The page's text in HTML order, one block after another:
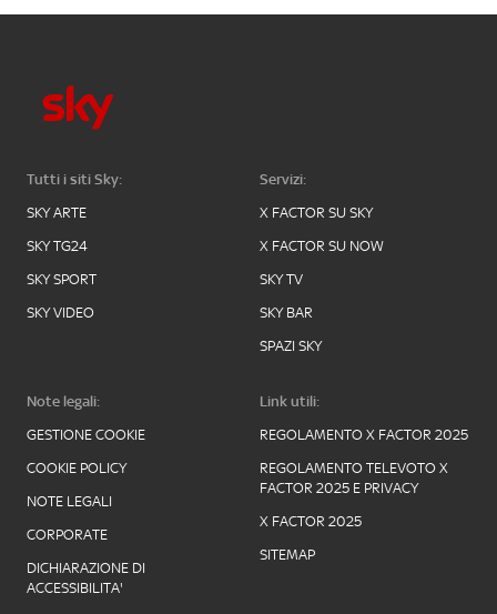
Tutti i siti Sky:
SKY ARTE
SKY TG24
SKY SPORT
SKY VIDEO
Servizi:
X FACTOR SU SKY
X FACTOR SU NOW
SKY TV
SKY BAR
SPAZI SKY
Note legali:
GESTIONE COOKIE
COOKIE POLICY
NOTE LEGALI
CORPORATE
DICHIARAZIONE DI
ACCESSIBILITA'
Link utili:
REGOLAMENTO X FACTOR 2025
REGOLAMENTO TELEVOTO X
FACTOR 2025 E PRIVACY
X FACTOR 2025
SITEMAP